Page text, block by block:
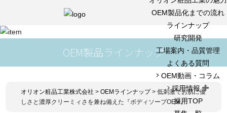
OEM製品化までの流れ
ラインナップ
研究開発
工場案内・品質管理
よくある質問
OEM動画・コラム
採用情報
採用TOP
OEM製品ラインナップ
オリオン粧品工業株式会社 >OEMラインナップ>低刺激でお肌に優
しさと濃厚クリーミィさを兼ね備えた『ボディソープOEM』